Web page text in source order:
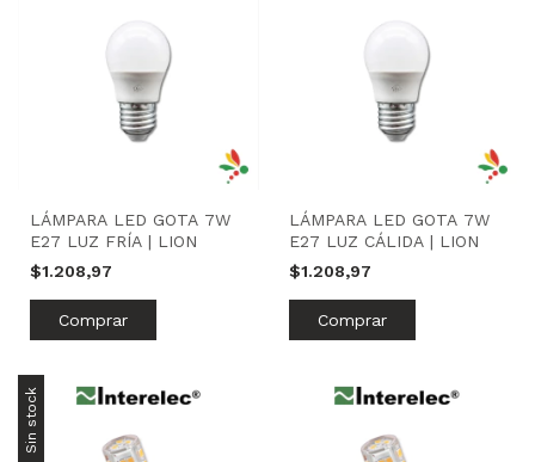
LÁMPARA LED GOTA 7W
E27 LUZ FRÍA | LION
$1.208,97
LÁMPARA LED GOTA 7W
E27 LUZ CÁLIDA | LION
$1.208,97
Sin stock